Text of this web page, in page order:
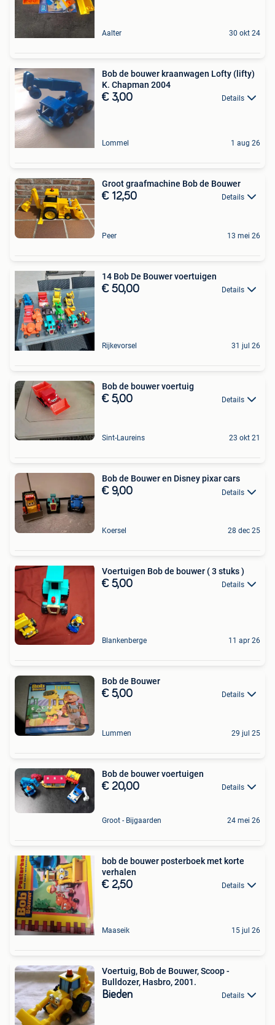
Aalter 30 okt 24
Bob de bouwer kraanwagen Lofty (lifty)
K. Chapman 2004
€ 3,00 Details
Lommel 1 aug 26
Groot graafmachine Bob de Bouwer
€ 12,50 Details
Peer 13 mei 26
14 Bob De Bouwer voertuigen
€ 50,00 Details
Rijkevorsel 31 jul 26
Bob de bouwer voertuig
€ 5,00 Details
Sint-Laureins 23 okt 21
Bob de Bouwer en Disney pixar cars
€ 9,00 Details
Koersel 28 dec 25
Voertuigen Bob de bouwer ( 3 stuks )
€ 5,00 Details
Blankenberge 11 apr 26
Bob de Bouwer
€ 5,00 Details
Lummen 29 jul 25
Bob de bouwer voertuigen
€ 20,00 Details
Groot - Bijgaarden 24 mei 26
bob de bouwer posterboek met korte
verhalen
€ 2,50 Details
Maaseik 15 jul 26
Voertuig, Bob de Bouwer, Scoop -
Bulldozer, Hasbro, 2001.
Bieden Details